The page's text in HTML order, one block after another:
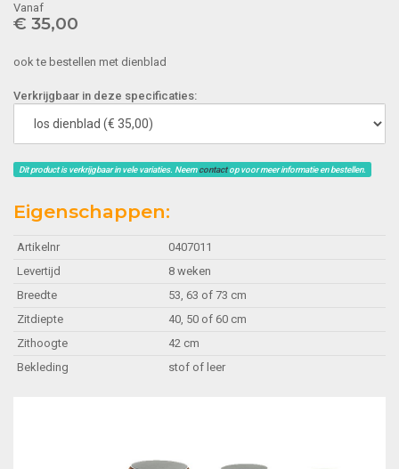
Vanaf
€ 35,00
ook te bestellen met dienblad
Verkrijgbaar in deze specificaties:
Dit product is verkrijgbaar in vele variaties. Neemcontactop voor meer informatie en bestellen.
Eigenschappen:
Artikelnr
0407011
Levertijd
8 weken
Breedte
53, 63 of 73 cm
Zitdiepte
40, 50 of 60 cm
Zithoogte
42 cm
Bekleding
stof of leer